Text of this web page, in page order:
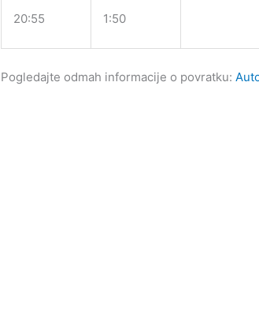
20:55 1:50
Pogledajte odmah informacije o povratku: